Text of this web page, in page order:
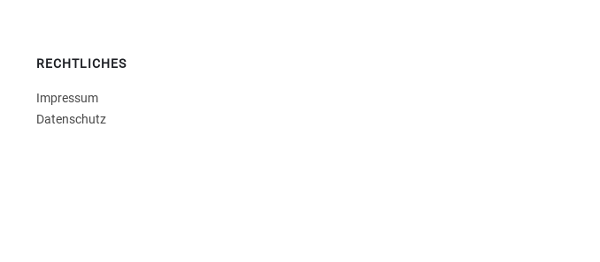
RECHTLICHES
Impressum
Datenschutz